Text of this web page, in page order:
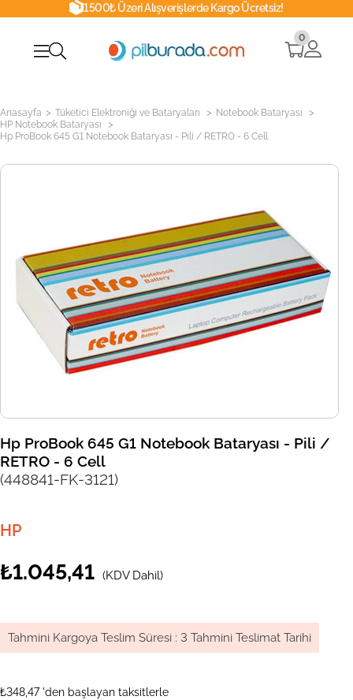
1500₺ Üzeri Alışverişlerde Kargo Ücretsiz!
0
Anasayfa > Tüketici Elektroniği ve Bataryaları > Notebook Bataryası >
HP Notebook Bataryası >
Hp ProBook 645 G1 Notebook Bataryası - Pili / RETRO - 6 Cell
Hp ProBook 645 G1 Notebook Bataryası - Pili /
RETRO - 6 Cell
(448841-FK-3121)
HP
₺1.045,41 (KDV Dahil)
Tahmini Kargoya Teslim Süresi : 3 Tahmini Teslimat Tarihi
₺348,47 'den başlayan taksitlerle